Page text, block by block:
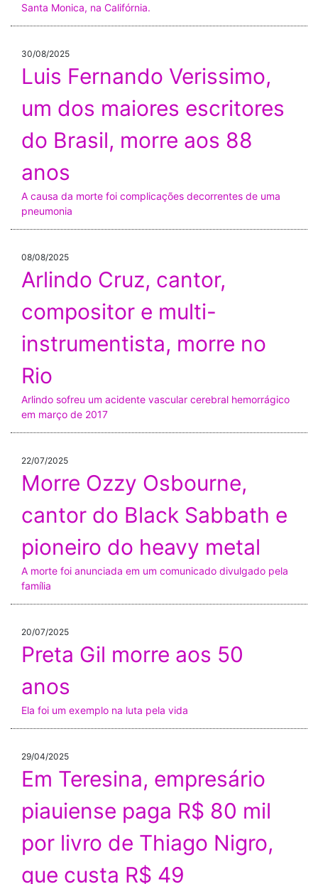
Santa Monica, na Califórnia.
30/08/2025
Luis Fernando Verissimo,
um dos maiores escritores
do Brasil, morre aos 88
anos
A causa da morte foi complicações decorrentes de uma
pneumonia
08/08/2025
Arlindo Cruz, cantor,
compositor e multi-
instrumentista, morre no
Rio
Arlindo sofreu um acidente vascular cerebral hemorrágico
em março de 2017
22/07/2025
Morre Ozzy Osbourne,
cantor do Black Sabbath e
pioneiro do heavy metal
A morte foi anunciada em um comunicado divulgado pela
família
20/07/2025
Preta Gil morre aos 50
anos
Ela foi um exemplo na luta pela vida
29/04/2025
Em Teresina, empresário
piauiense paga R$ 80 mil
por livro de Thiago Nigro,
que custa R$ 49